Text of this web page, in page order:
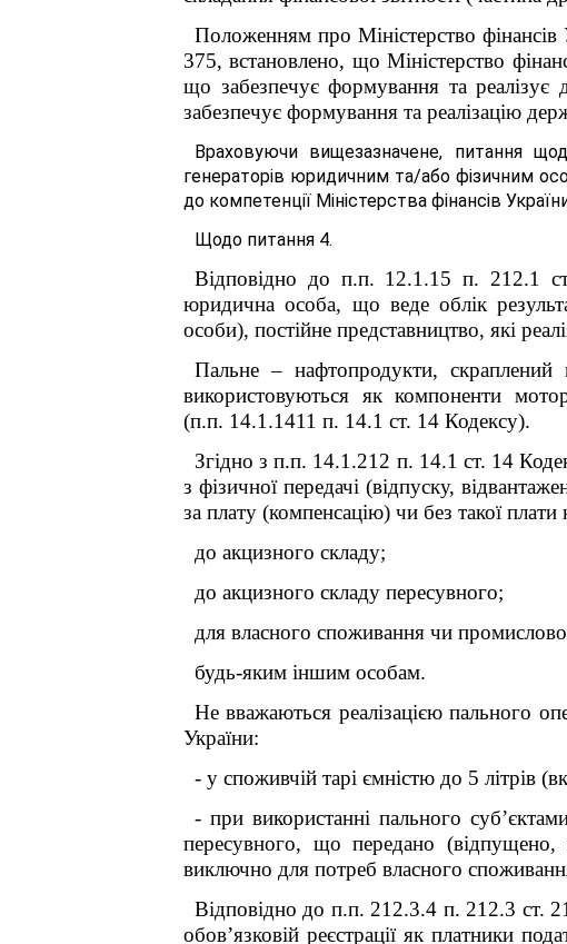
Положенням про Міністерство
375, встановлено, що Міністерство
що забезпечує формування та реалізує
забезпечує формування та реалізацію
Враховуючи вищезазначене, питання
генераторів юридичним та/або фізичним
до компетенції Міністерства фінансів
Щодо питання 4.
Відповідно до п.п. 12.1.15 п. 212.1
юридична особа, що веде облік
особи), постійне представництво, які
Пальне – нафтопродукти,
використовуються як компоненти
(п.п. 14.1.1411 п. 14.1 ст. 14 Кодексу).
Згідно з п.п. 14.1.212 п. 14.1 ст. 14
з фізичної передачі (відпуску,
за плату (компенсацію) чи без такої
до акцизного складу;
до акцизного складу пересувного;
для власного споживання чи
будь-яким іншим особам.
Не вважаються реалізацією пального
України:
- у споживчій тарі ємністю до 5 літрів
- при використанні пального
пересувного, що передано (відпущено,
виключно для потреб власного
Відповідно до п.п. 212.3.4 п. 212.3 ст.
обов’язковій реєстрації як платники